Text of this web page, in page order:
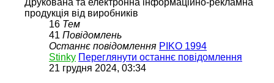
Друкована та електронна інформаційно-рекламна
продукція від виробників
16 Тем
41 Повідомлень
Останнє повідомлення PIKO 1994
Stinky Переглянути останнє повідомлення
21 грудня 2024, 03:34